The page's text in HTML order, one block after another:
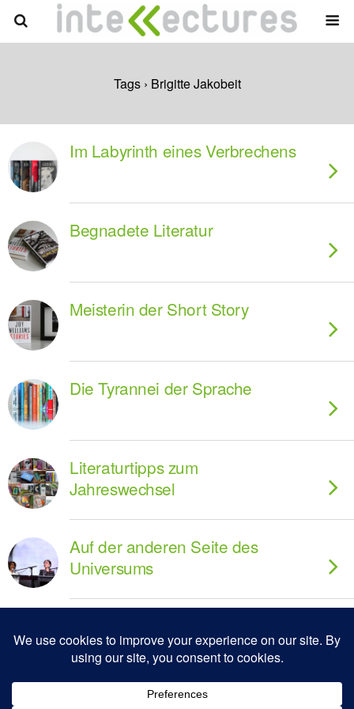
Tags › Brigitte Jakobeit
Im Labyrinth eines Verbrechens
Begnadete Literatur
Meisterin der Short Story
Die Tyrannei der Sprache
Literaturtipps zum
Jahreswechsel
Auf der anderen Seite des
Universums
Zum Seitenanfang
Mobil Desktop